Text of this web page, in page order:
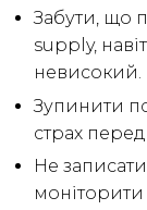
Забути, що
supply,
невисокий.
Зупинити
страх перед
Не